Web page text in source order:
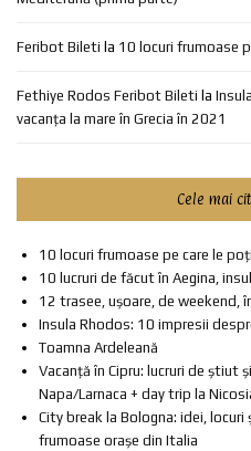
Feribot Bileti la 10 locuri frumoase
Fethiye Rodos Feribot Bileti la
vacanța la mare în Grecia în 2021
Cele mai
10 locuri frumoase pe care le
10 lucruri de făcut în Aegina,
12 trasee, ușoare, de weekend,
Insula Rhodos: 10 impresii
Toamna Ardeleană
Vacanță în Cipru: lucruri de știut
Napa/Larnaca + day trip la
City break la Bologna: idei, locuri
frumoase orașe din Italia